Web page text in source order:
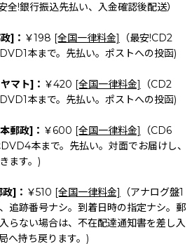
全!銀行振込先払い、入金確認後配送）
]： ￥198 [全国一律料金]
（最安!CD2
本まで。先払い。ポストへの投函)
マト]： ￥420 [全国一律料金]
（CD2
本まで。先払い。ポストへの投函)
郵政]： ￥600 [全国一律料金]
（CD6
本まで。先払い。対面でお届けし、
ます。)
]： ￥510 [全国一律料金]
（アナログ盤1
追跡番号ナシ。到着日時の指定ナシ。郵
らない場合は、不在配達通知書を差し入
へ持ち戻ります。)